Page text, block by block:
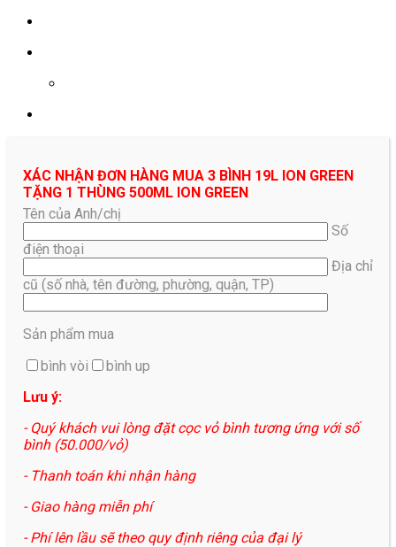
XÁC NHẬN ĐƠN HÀNG MUA 3 BÌNH 19L ION GREEN
TẶNG 1 THÙNG 500ML ION GREEN
Tên của Anh/chị
Số
điện thoại
Địa chỉ
cũ (số nhà, tên đường, phường, quận, TP)
Sản phẩm mua
bình vòi
bình up
Lưu ý:
- Quý khách vui lòng đặt cọc vỏ bình tương ứng với số
bình (50.000/vỏ)
- Thanh toán khi nhận hàng
- Giao hàng miễn phí
- Phí lên lầu sẽ theo quy định riêng của đại lý